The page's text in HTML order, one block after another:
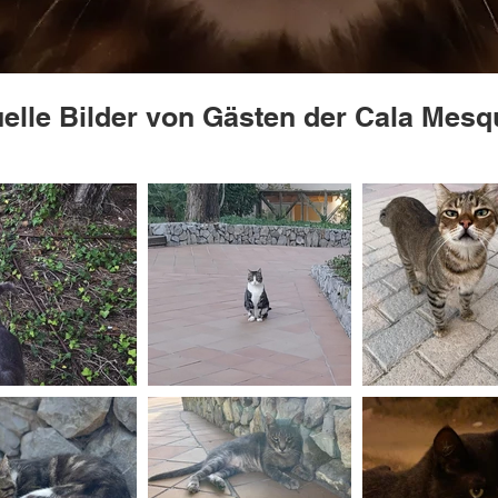
Bilder von Gästen der Cala